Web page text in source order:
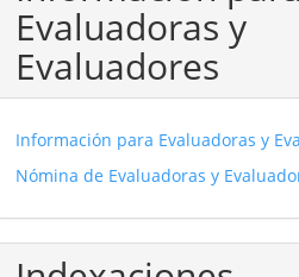
Evaluadoras y
Evaluadores
Información para Evaluadoras y
Nómina de Evaluadoras y